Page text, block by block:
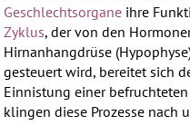
Geschlechtsorgane ihre
Zyklus, der von den
Hirnanhangdrüse
gesteuert wird, bereitet sich
Einnistung einer
klingen diese Prozesse nach